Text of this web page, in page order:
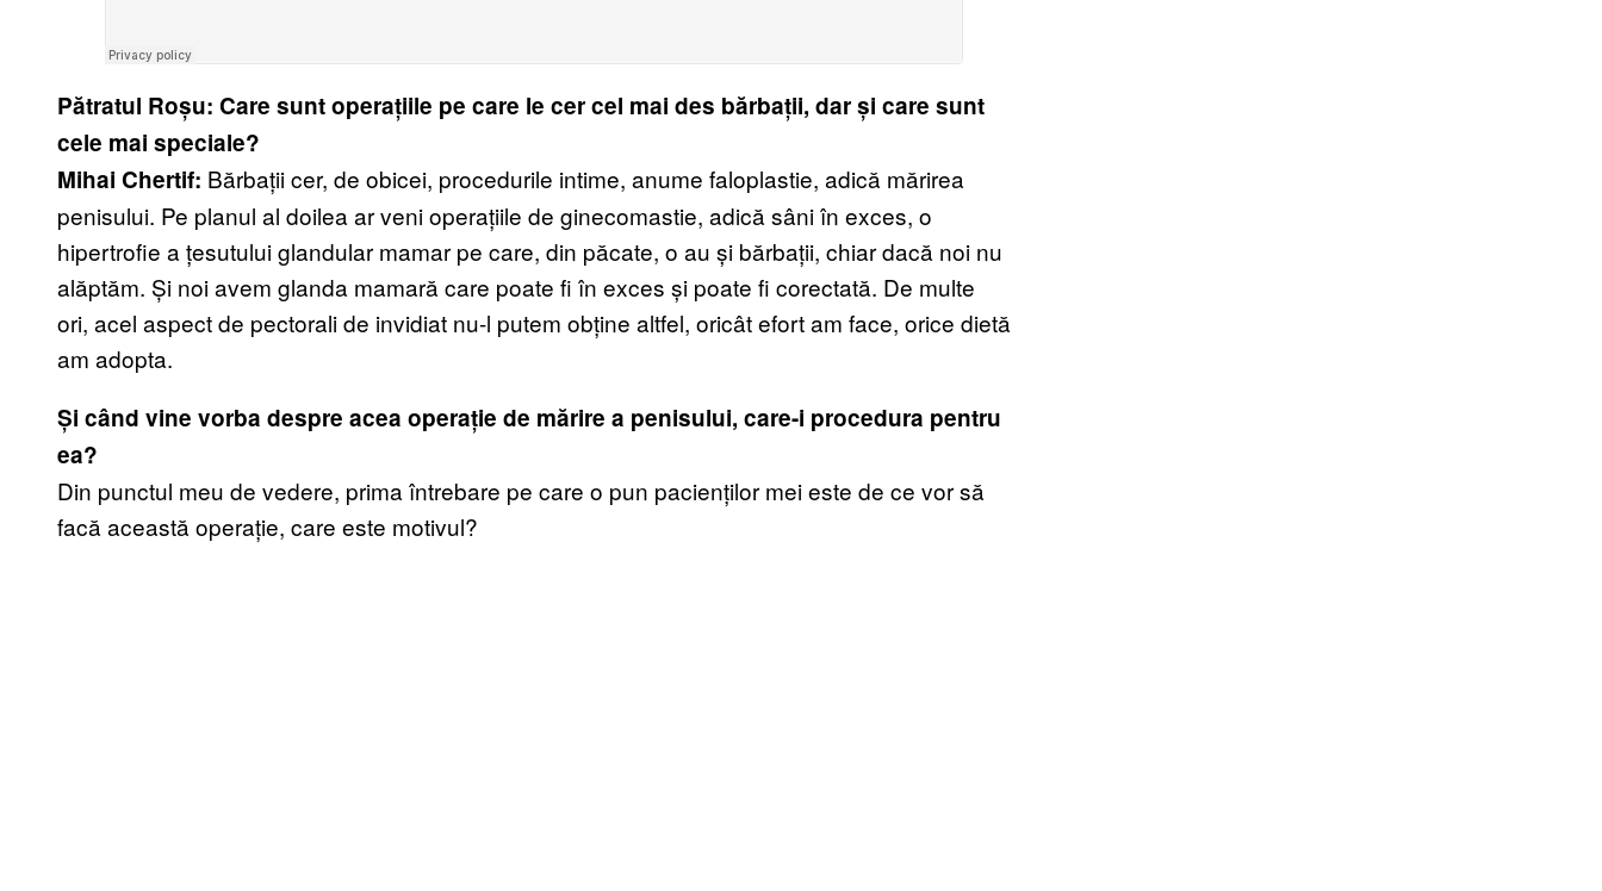
Pătratul Roșu: Care sunt operațiile pe care le cer cel mai des bărbații, dar și care sunt
cele mai speciale?
Mihai Chertif: Bărbații cer, de obicei, procedurile intime, anume faloplastie, adică mărirea
penisului. Pe planul al doilea ar veni operațiile de ginecomastie, adică sâni în exces, o
hipertrofie a țesutului glandular mamar pe care, din păcate, o au și bărbații, chiar dacă noi nu
alăptăm. Și noi avem glanda mamară care poate fi în exces și poate fi corectată. De multe
ori, acel aspect de pectorali de invidiat nu-l putem obține altfel, oricât efort am face, orice dietă
am adopta.
Și când vine vorba despre acea operație de mărire a penisului, care-i procedura pentru
ea?
Din punctul meu de vedere, prima întrebare pe care o pun pacienților mei este de ce vor să
facă această operație, care este motivul?